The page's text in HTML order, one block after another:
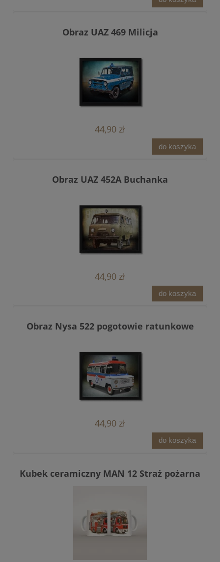
Obraz UAZ 469 Milicja
44,90 zł
do koszyka
Obraz UAZ 452A Buchanka
44,90 zł
do koszyka
Obraz Nysa 522 pogotowie ratunkowe
44,90 zł
do koszyka
Kubek ceramiczny MAN 12 Straż pożarna